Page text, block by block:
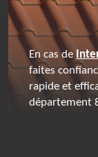
En cas de
faites
rapide et
département